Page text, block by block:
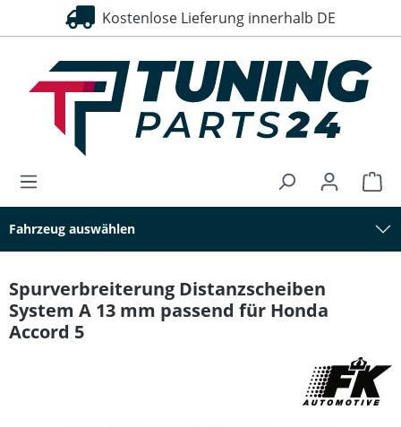
springen Kostenlose Lieferung innerhalb DE
Fahrzeug auswählen
Spurverbreiterung Distanzscheiben
System A 13 mm passend für Honda
Accord 5